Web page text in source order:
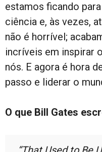
estamos ficando
ciência e, às vezes,
não é horrível;
incríveis em inspirar
nós. E agora é hora
passo e liderar o
O que Bill Gates